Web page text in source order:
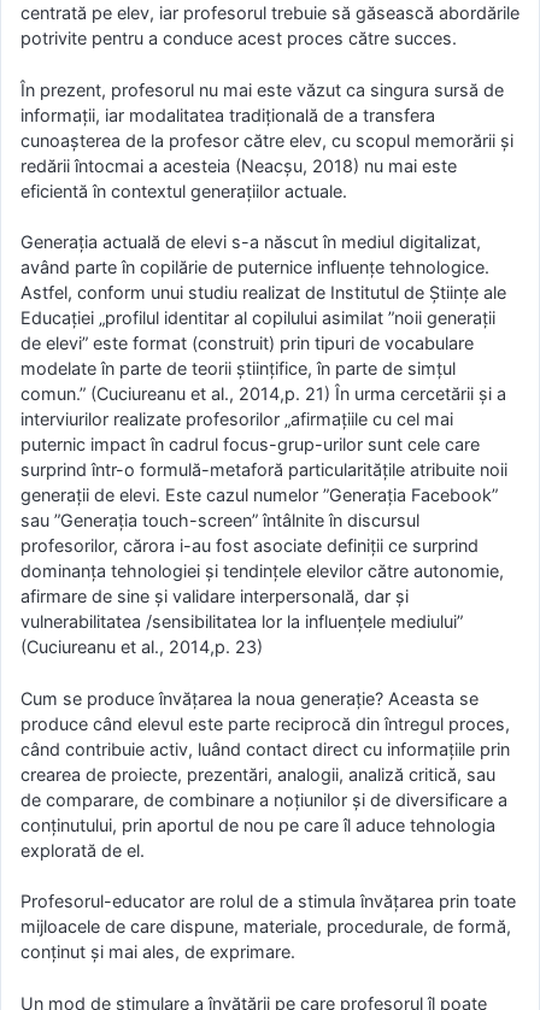
centrată pe elev, iar profesorul trebuie să găsească abordările
potrivite pentru a conduce acest proces către succes.
În prezent, profesorul nu mai este văzut ca singura sursă de
informaţii, iar modalitatea tradiţională de a transfera
cunoaşterea de la profesor către elev, cu scopul memorării şi
redării întocmai a acesteia (Neacşu, 2018) nu mai este
eficientă în contextul generaţiilor actuale.
Generaţia actuală de elevi s-a născut în mediul digitalizat,
având parte în copilărie de puternice influenţe tehnologice.
Astfel, conform unui studiu realizat de Institutul de Ştiinţe ale
Educaţiei „profilul identitar al copilului asimilat ”noii generaţii
de elevi” este format (construit) prin tipuri de vocabulare
modelate în parte de teorii știinţifice, în parte de simţul
comun.” (Cuciureanu et al., 2014,p. 21) În urma cercetării şi a
interviurilor realizate profesorilor „afirmaţiile cu cel mai
puternic impact în cadrul focus-grup-urilor sunt cele care
surprind într-o formulă-metaforă particularităţile atribuite noii
generaţii de elevi. Este cazul numelor ”Generaţia Facebook”
sau ”Generaţia touch-screen” întâlnite în discursul
profesorilor, cărora i-au fost asociate definiţii ce surprind
dominanţa tehnologiei și tendinţele elevilor către autonomie,
afirmare de sine și validare interpersonală, dar și
vulnerabilitatea /sensibilitatea lor la influenţele mediului”
(Cuciureanu et al., 2014,p. 23)
Cum se produce învățarea la noua generaţie? Aceasta se
produce când elevul este parte reciprocă din întregul proces,
când contribuie activ, luând contact direct cu informațiile prin
crearea de proiecte, prezentări, analogii, analiză critică, sau
de comparare, de combinare a noțiunilor și de diversificare a
conținutului, prin aportul de nou pe care îl aduce tehnologia
explorată de el.
Profesorul-educator are rolul de a stimula învăţarea prin toate
mijloacele de care dispune, materiale, procedurale, de formă,
conţinut şi mai ales, de exprimare.
Un mod de stimulare a învăţării pe care profesorul îl poate